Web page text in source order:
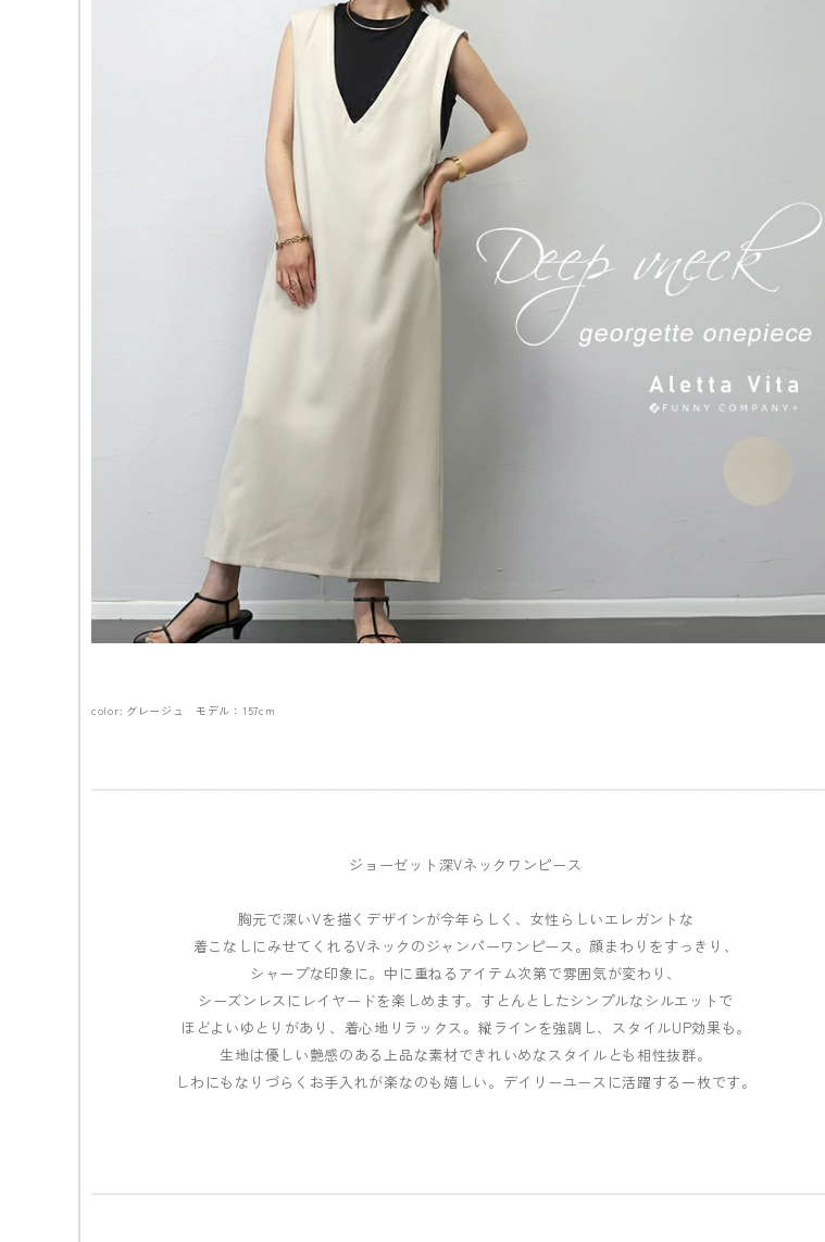
color: グレージュ モデル：157cm
ジョーゼット深Vネックワンピース
胸元で深いVを描くデザインが今年らしく、女性らしいエレガントな
着こなしにみせてくれるVネックのジャンパーワンピース。顔まわりをすっきり、
シャープな印象に。中に重ねるアイテム次第で雰囲気が変わり、
シーズンレスにレイヤードを楽しめます。すとんとしたシンプルなシルエットで
ほどよいゆとりがあり、着心地リラックス。縦ラインを強調し、スタイルUP効果も。
生地は優しい艶感のある上品な素材できれいめなスタイルとも相性抜群。
しわにもなりづらくお手入れが楽なのも嬉しい。デイリーユースに活躍する一枚です。